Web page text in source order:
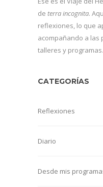
de terra incognita.
reflexiones, lo que
acompañando a las
talleres y programas.
CATEGORÍAS
Reflexiones
Diario
Desde mis